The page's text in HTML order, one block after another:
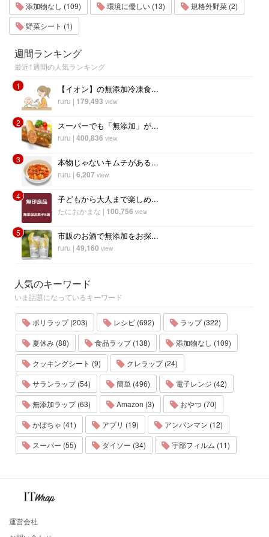
添加物なし (109)
環境に優しい (13)
規格外野菜 (2)
野菜シート (1)
週間ランキング
最近1週間の人気ランキング
1
【イオン】の無添加冷凍食...
ruru | 179,493 view
2 スーパーでも「無添加」が...
ruru | 400,836 view
3 本物じゃないキムチがある...
ruru | 6,207 view
4 子どもから大人まで楽しめ...
たにおかまな | 100,756 view
5 市販のお酒で無添加をお探...
ruru | 49,160 view
人気のキーワード
いま話題になっているキーワード
ポリラップ (203) レシピ (692)
ラップ (322)
夏休み (88)
食品ラップ (138)
添加物なし (109)
クッキングシート (9)
クレラップ (24)
サランラップ (54)
簡単 (496)
電子レンジ (42)
無添加ラップ (63)
Amazon (3)
おやつ (70)
かぼちゃ (41)
アプリ (19)
アンパンマン (12)
スーパー (55)
ダイソー (34) 宇部フィルム (11)
運営会社